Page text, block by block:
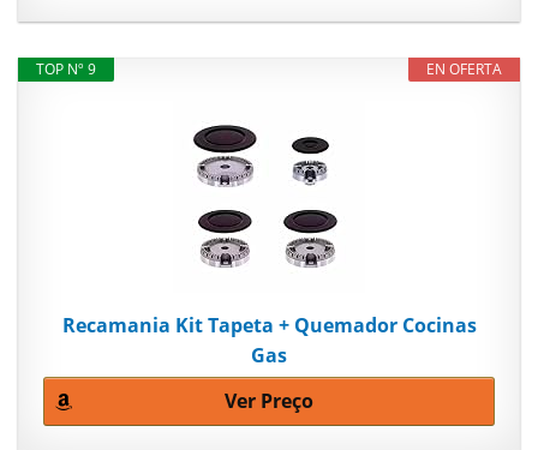
EN OFERTA
TOP Nº 9
Recamania Kit Tapeta + Quemador Cocinas
Gas
Ver Preço